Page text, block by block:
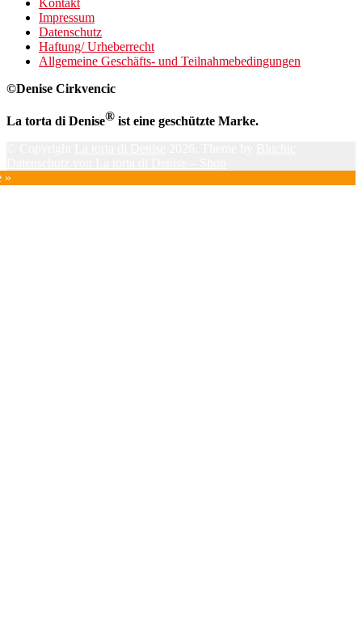
Impressum
Datenschutz
Haftung/ Urheberrecht
Allgemeine Geschäfts- und Teilnahmebedingungen
©Denise Cirkvencic
La torta di Denise® ist eine geschützte Marke.
»